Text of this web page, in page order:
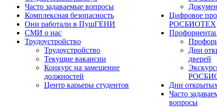
Часто задаваемые вопросы
Комплексная безопасность
Они работали в ПущГЕНИ
СМИ о нас
Трудоустройство
Трудоустройство
Текущие вакансии
Конкурс на замещение
должностей
Центр карьеры студентов
Цифровое
РОСБИОТЕХ
Дни
дверей
Дни
Часто
вопросы